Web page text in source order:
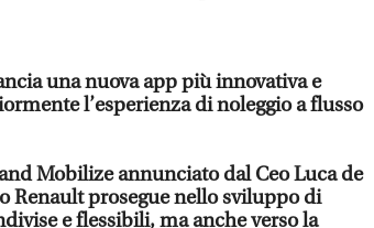
una nuova app più innovativa e
l’esperienza di noleggio a flusso
Mobilize annunciato dal Ceo Luca de
Renault prosegue nello sviluppo di
e flessibili, ma anche verso la